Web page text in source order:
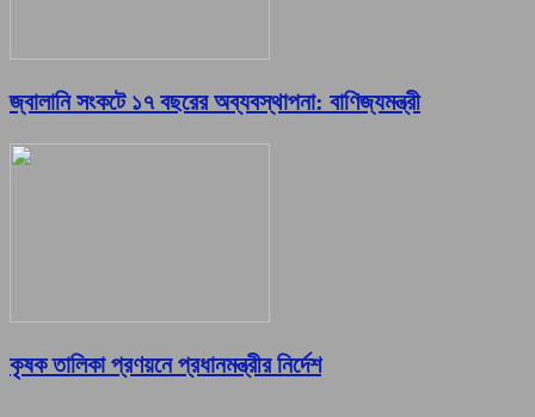
জ্বালানি সংকটে ১৭ বছরের অব্যবস্থাপনা: বাণিজ্যমন্ত্রী
কৃষক তালিকা প্রণয়নে প্রধানমন্ত্রীর নির্দেশ